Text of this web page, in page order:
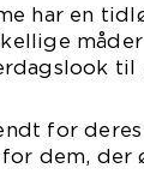
har en
til
for
dem, der